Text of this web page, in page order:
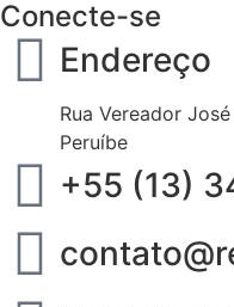
Conecte-se
Endereço
Rua Vereador
Peruíbe
+55 (13)